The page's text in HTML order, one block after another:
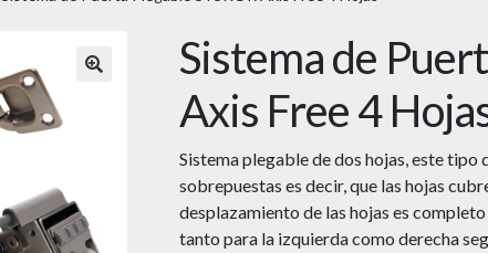
Sistema de
Axis Free 4
Sistema plegable de dos hojas, este
sobrepuestas es decir, que las hojas
desplazamiento de las hojas es
tanto para la izquierda como derecha